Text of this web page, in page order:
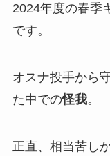
2024年度の春季
です。
オスナ投手から
た中での怪我。
正直、相当苦し